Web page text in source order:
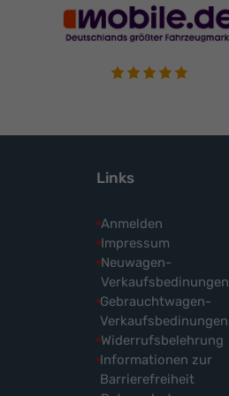
Links
Anmelden
Impressum
Neuwagen-
Verkaufsbedinungen
Gebrauchtwagen-
Verkaufsbedinungen
Widerrufsbelehrung
Informationen zur
Barrierefreiheit